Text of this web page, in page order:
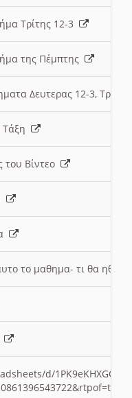
Τρίτης 12-3
της Πέμπτης
Δευτερας 12-3,
του Βίντεο
το μαθημα- τι θα
d/